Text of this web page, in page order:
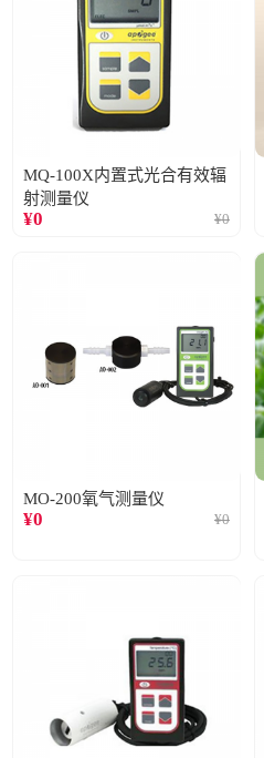
MQ-100X内置式光合有效辐
射测量仪
¥0 ¥0
MO-200氧气测量仪
¥0 ¥0